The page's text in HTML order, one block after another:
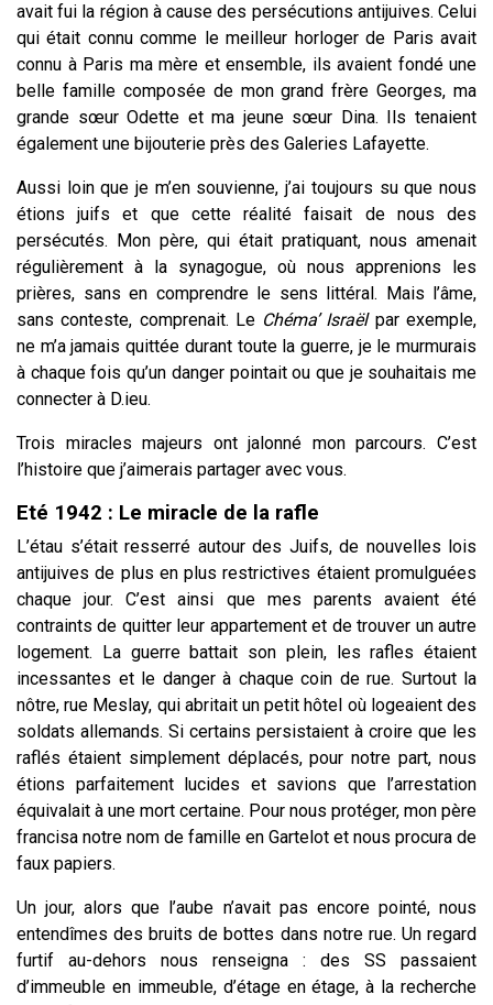
avait fui la région à cause des persécutions antijuives. Celui
qui était connu comme le meilleur horloger de Paris avait
connu à Paris ma mère et ensemble, ils avaient fondé une
belle famille composée de mon grand frère Georges, ma
grande sœur Odette et ma jeune sœur Dina. Ils tenaient
également une bijouterie près des Galeries Lafayette.
Aussi loin que je m’en souvienne, j’ai toujours su que nous
étions juifs et que cette réalité faisait de nous des
persécutés. Mon père, qui était pratiquant, nous amenait
régulièrement à la synagogue, où nous apprenions les
prières, sans en comprendre le sens littéral. Mais l’âme,
sans conteste, comprenait. Le Chéma’ Israëlpar exemple,
ne m’a jamais quittée durant toute la guerre, je le murmurais
à chaque fois qu’un danger pointait ou que je souhaitais me
connecter à D.ieu.
Trois miracles majeurs ont jalonné mon parcours. C’est
l’histoire que j’aimerais partager avec vous.
Eté 1942 : Le miracle de la rafle
L’étau s’était resserré autour des Juifs, de nouvelles lois
antijuives de plus en plus restrictives étaient promulguées
chaque jour. C’est ainsi que mes parents avaient été
contraints de quitter leur appartement et de trouver un autre
logement. La guerre battait son plein, les rafles étaient
incessantes et le danger à chaque coin de rue. Surtout la
nôtre, rue Meslay, qui abritait un petit hôtel où logeaient des
soldats allemands. Si certains persistaient à croire que les
raflés étaient simplement déplacés, pour notre part, nous
étions parfaitement lucides et savions que l’arrestation
équivalait à une mort certaine. Pour nous protéger, mon père
francisa notre nom de famille en Gartelot et nous procura de
faux papiers.
Un jour, alors que l’aube n’avait pas encore pointé, nous
entendîmes des bruits de bottes dans notre rue. Un regard
furtif au-dehors nous renseigna : des SS passaient
d’immeuble en immeuble, d’étage en étage, à la recherche